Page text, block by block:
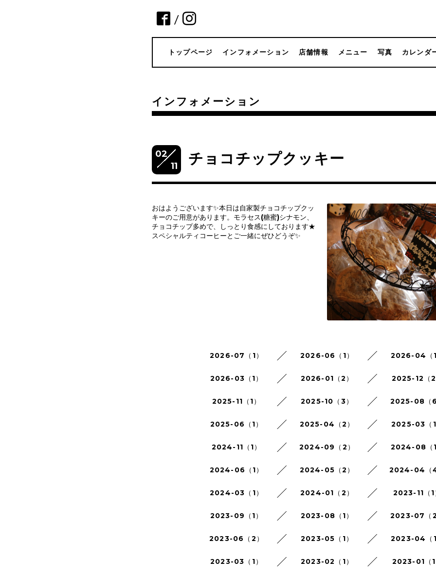
/
トップページ インフォメーション 店舗情報 メニュー 写真 カレンダ
インフォメーション
02
11
チョコチップクッキー
おはようございます✨本日は自家製チョコチップクッ
キーのご用意があります。モラセス(糖蜜)シナモン、
チョコチップ多めで、しっとり食感にしております★
スペシャルティコーヒーとご一緒にぜひどうぞ✨
2026-07（1） 2026-06（1） 2026-04（1
2026-03（1） 2026-01（2） 2025-12（2
2025-11（1） 2025-10（3） 2025-08（6
2025-06（1） 2025-04（2） 2025-03（1
2024-11（1） 2024-09（2） 2024-08（1
2024-06（1） 2024-05（2） 2024-04（4
2024-03（1） 2024-01（2） 2023-11（1
2023-09（1） 2023-08（1） 2023-07（2
2023-06（2） 2023-05（1） 2023-04（1
2023-03（1） 2023-02（1） 2023-01（1